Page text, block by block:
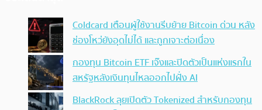
Coldcard เตือนผู้ใช้งานรีบย้าย Bitcoin ด่วน หลัง
ช่องโหว่ยังอุดไม่ได้ และถูกเจาะต่อเนื่อง
กองทุน Bitcoin ETF เจ๊งและปิดตัวเป็นแห่งแรกใน
สหรัฐหลังเงินทุนไหลออกไปฝั่ง AI
BlackRock ลุยเปิดตัว Tokenized สำหรับกองทุน